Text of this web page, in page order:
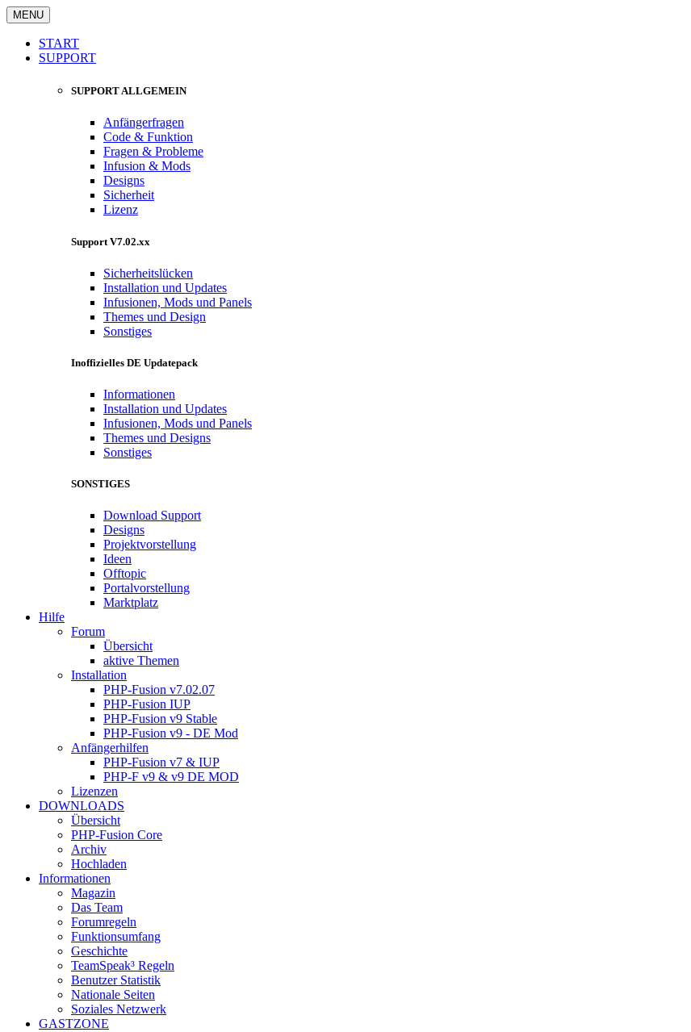
MENU
START
SUPPORT
SUPPORT ALLGEMEIN
Anfängerfragen
Code & Funktion
Fragen & Probleme
Infusion & Mods
Designs
Sicherheit
Lizenz
Support V7.02.xx
Sicherheitslücken
Installation und Updates
Infusionen, Mods und Panels
Themes und Design
Sonstiges
Inoffizielles DE Updatepack
Informationen
Installation und Updates
Infusionen, Mods und Panels
Themes und Designs
Sonstiges
SONSTIGES
Download Support
Designs
Projektvorstellung
Ideen
Offtopic
Portalvorstellung
Marktplatz
Hilfe
Forum
Übersicht
aktive Themen
Installation
PHP-Fusion v7.02.07
PHP-Fusion IUP
PHP-Fusion v9 Stable
PHP-Fusion v9 - DE Mod
Anfängerhilfen
PHP-Fusion v7 & IUP
PHP-F v9 & v9 DE MOD
Lizenzen
DOWNLOADS
Übersicht
PHP-Fusion Core
Archiv
Hochladen
Informationen
Magazin
Das Team
Forumregeln
Funktionsumfang
Geschichte
TeamSpeak³ Regeln
Benutzer Statistik
Nationale Seiten
Soziales Netzwerk
GASTZONE